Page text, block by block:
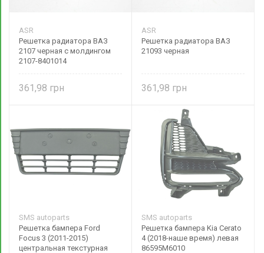
ASR
Решетка радиатора ВАЗ
2107 черная с молдингом
2107-8401014
361,98
ASR
Решетка радиатора ВАЗ
21093 черная
361,98
SMS autoparts
Решетка бампера Ford
Focus 3 (2011-2015)
центральная текстурная
SMS autoparts
Решетка бампера Kia Cerato
4 (2018-наше время) левая
86595M6010